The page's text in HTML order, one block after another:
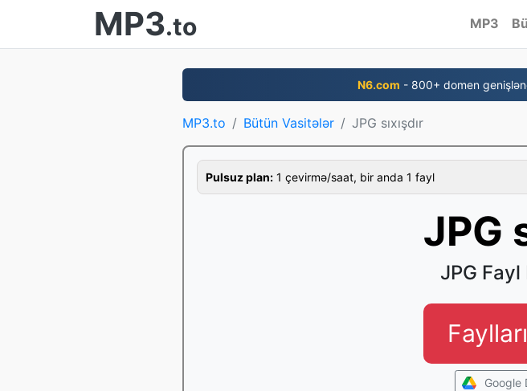
MP3.to MP3
N6.com - 800+ domen
MP3.to Bütün Vasitələr JPG sıxışdır
Pulsuz plan: 1 çevirmə/saat, bir anda 1 fayl
JPG
JPG
Google